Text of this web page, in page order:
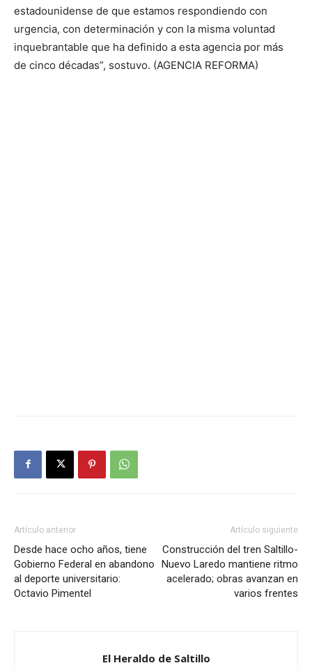
estadounidense de que estamos respondiendo con
urgencia, con determinación y con la misma voluntad
inquebrantable que ha definido a esta agencia por más
de cinco décadas”, sostuvo. (AGENCIA REFORMA)
Artículo anterior
Desde hace ocho años, tiene
Gobierno Federal en abandono
al deporte universitario:
Octavio Pimentel
Artículo siguiente
Construcción del tren Saltillo-
Nuevo Laredo mantiene ritmo
acelerado; obras avanzan en
varios frentes
El Heraldo de Saltillo